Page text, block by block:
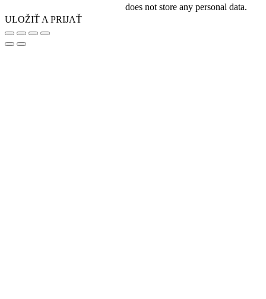
does not store any personal data.
ULOŽIŤ A PRIJAŤ